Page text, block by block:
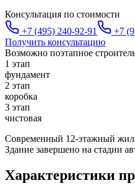
Консультация по стоимости
+7 (495) 240-92-91
+7
Получить консультацию
Возможно поэтапное
1 этап
фундамент
2 этап
коробка
3 этап
чистовая
Современный 12-этажный
Здание завершено на стадии
Характеристики